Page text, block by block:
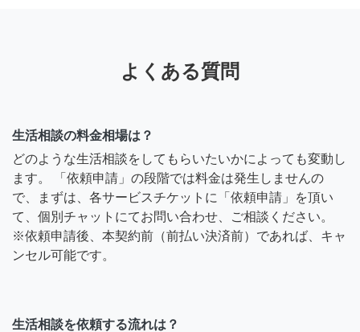
よくある質問
生活相談の料金相場は？
どのような生活相談をしてもらいたいかによっても変動し
ます。 「依頼申請」の段階では料金は発生しませんの
で、まずは、各サービスチケットに「依頼申請」を頂い
て、個別チャットにてお問い合わせ、ご相談ください。
※依頼申請後、本契約前（前払い決済前）であれば、キャ
ンセル可能です。
生活相談を依頼する流れは？